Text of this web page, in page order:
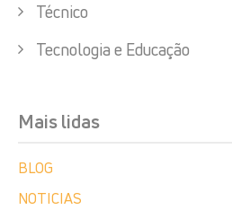
Técnico
Tecnologia e Educação
Mais lidas
BLOG
NOTICIAS